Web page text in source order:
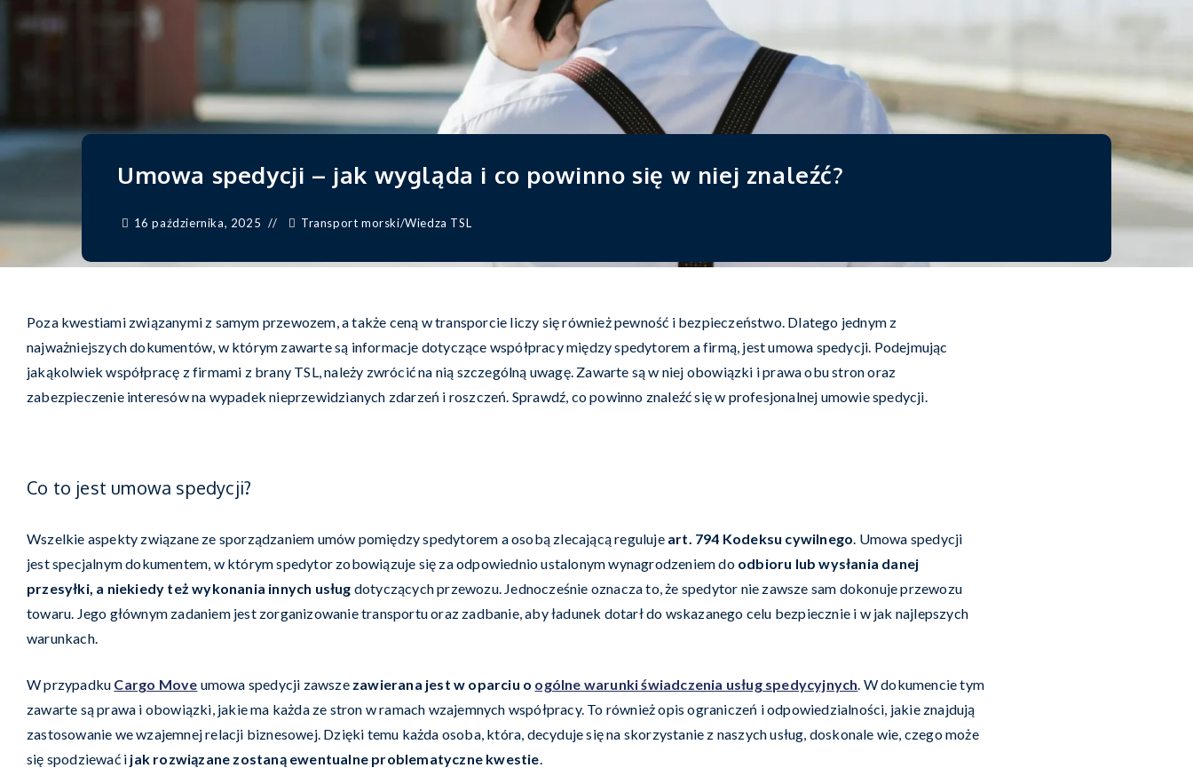
Umowa spedycji – jak wygląda i co powinno się w niej znaleźć?
16 października, 2025 Transport morski/Wiedza TSL
Poza kwestiami związanymi z samym przewozem, a także ceną w transporcie liczy się również pewność i bezpieczeństwo. Dlatego jednym z
najważniejszych dokumentów, w którym zawarte są informacje dotyczące współpracy między spedytorem a firmą, jest umowa spedycji. Podejmując
jakąkolwiek współpracę z firmami z brany TSL, należy zwrócić na nią szczególną uwagę. Zawarte są w niej obowiązki i prawa obu stron oraz
zabezpieczenie interesów na wypadek nieprzewidzianych zdarzeń i roszczeń. Sprawdź, co powinno znaleźć się w profesjonalnej umowie spedycji.
Co to jest umowa spedycji?
Wszelkie aspekty związane ze sporządzaniem umów pomiędzy spedytorem a osobą zlecającą reguluje art. 794 Kodeksu cywilnego. Umowa spedycji
jest specjalnym dokumentem, w którym spedytor zobowiązuje się za odpowiednio ustalonym wynagrodzeniem do odbioru lub wysłania danej
przesyłki, a niekiedy też wykonania innych usług dotyczących przewozu. Jednocześnie oznacza to, że spedytor nie zawsze sam dokonuje przewozu
towaru. Jego głównym zadaniem jest zorganizowanie transportu oraz zadbanie, aby ładunek dotarł do wskazanego celu bezpiecznie i w jak najlepszych
warunkach.
W przypadku Cargo Move umowa spedycji zawszezawierana jest w oparciu o ogólne warunki świadczenia usług spedycyjnych. W dokumencie tym
zawarte są prawa i obowiązki, jakie ma każda ze stron w ramach wzajemnych współpracy. To również opis ograniczeń i odpowiedzialności, jakie znajdują
zastosowanie we wzajemnej relacji biznesowej. Dzięki temu każda osoba, która, decyduje się na skorzystanie z naszych usług, doskonale wie, czego może
się spodziewać i jak rozwiązane zostaną ewentualne problematyczne kwestie.